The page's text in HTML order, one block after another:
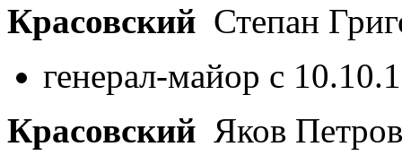
Красовский Степан
генерал-майор с
Красовский Яков